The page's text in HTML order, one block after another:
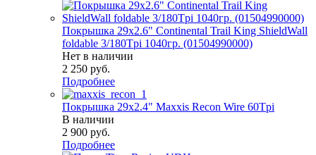
Покрышка 29x2.6" Continental Trail King ShieldWall
foldable 3/180Tpi 1040гр. (01504990000)
Нет в наличии
2 250 руб.
Подробнее
Покрышка 29x2.4" Maxxis Recon Wire 60Tpi
В наличии
2 900 руб.
Подробнее